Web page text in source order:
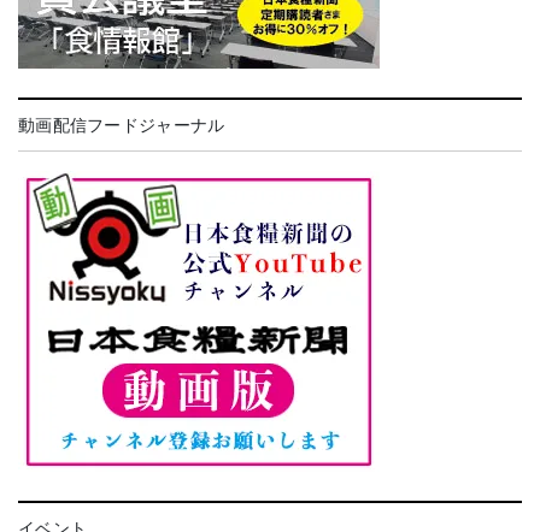
動画配信フードジャーナル